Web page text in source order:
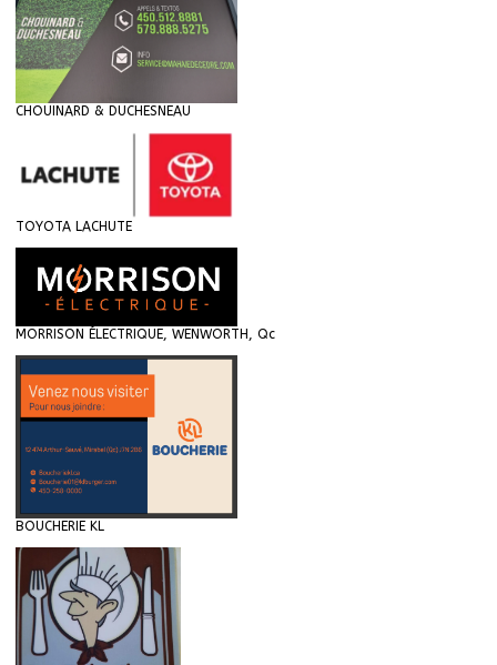
CHOUINARD & DUCHESNEAU
TOYOTA LACHUTE
MORRISON ÉLECTRIQUE, WENWORTH, Qc
BOUCHERIE KL